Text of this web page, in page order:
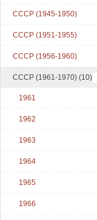
СССР (1945-1950)
СССР (1951-1955)
СССР (1956-1960)
СССР (1961-1970) (10)
1961
1962
1963
1964
1965
1966